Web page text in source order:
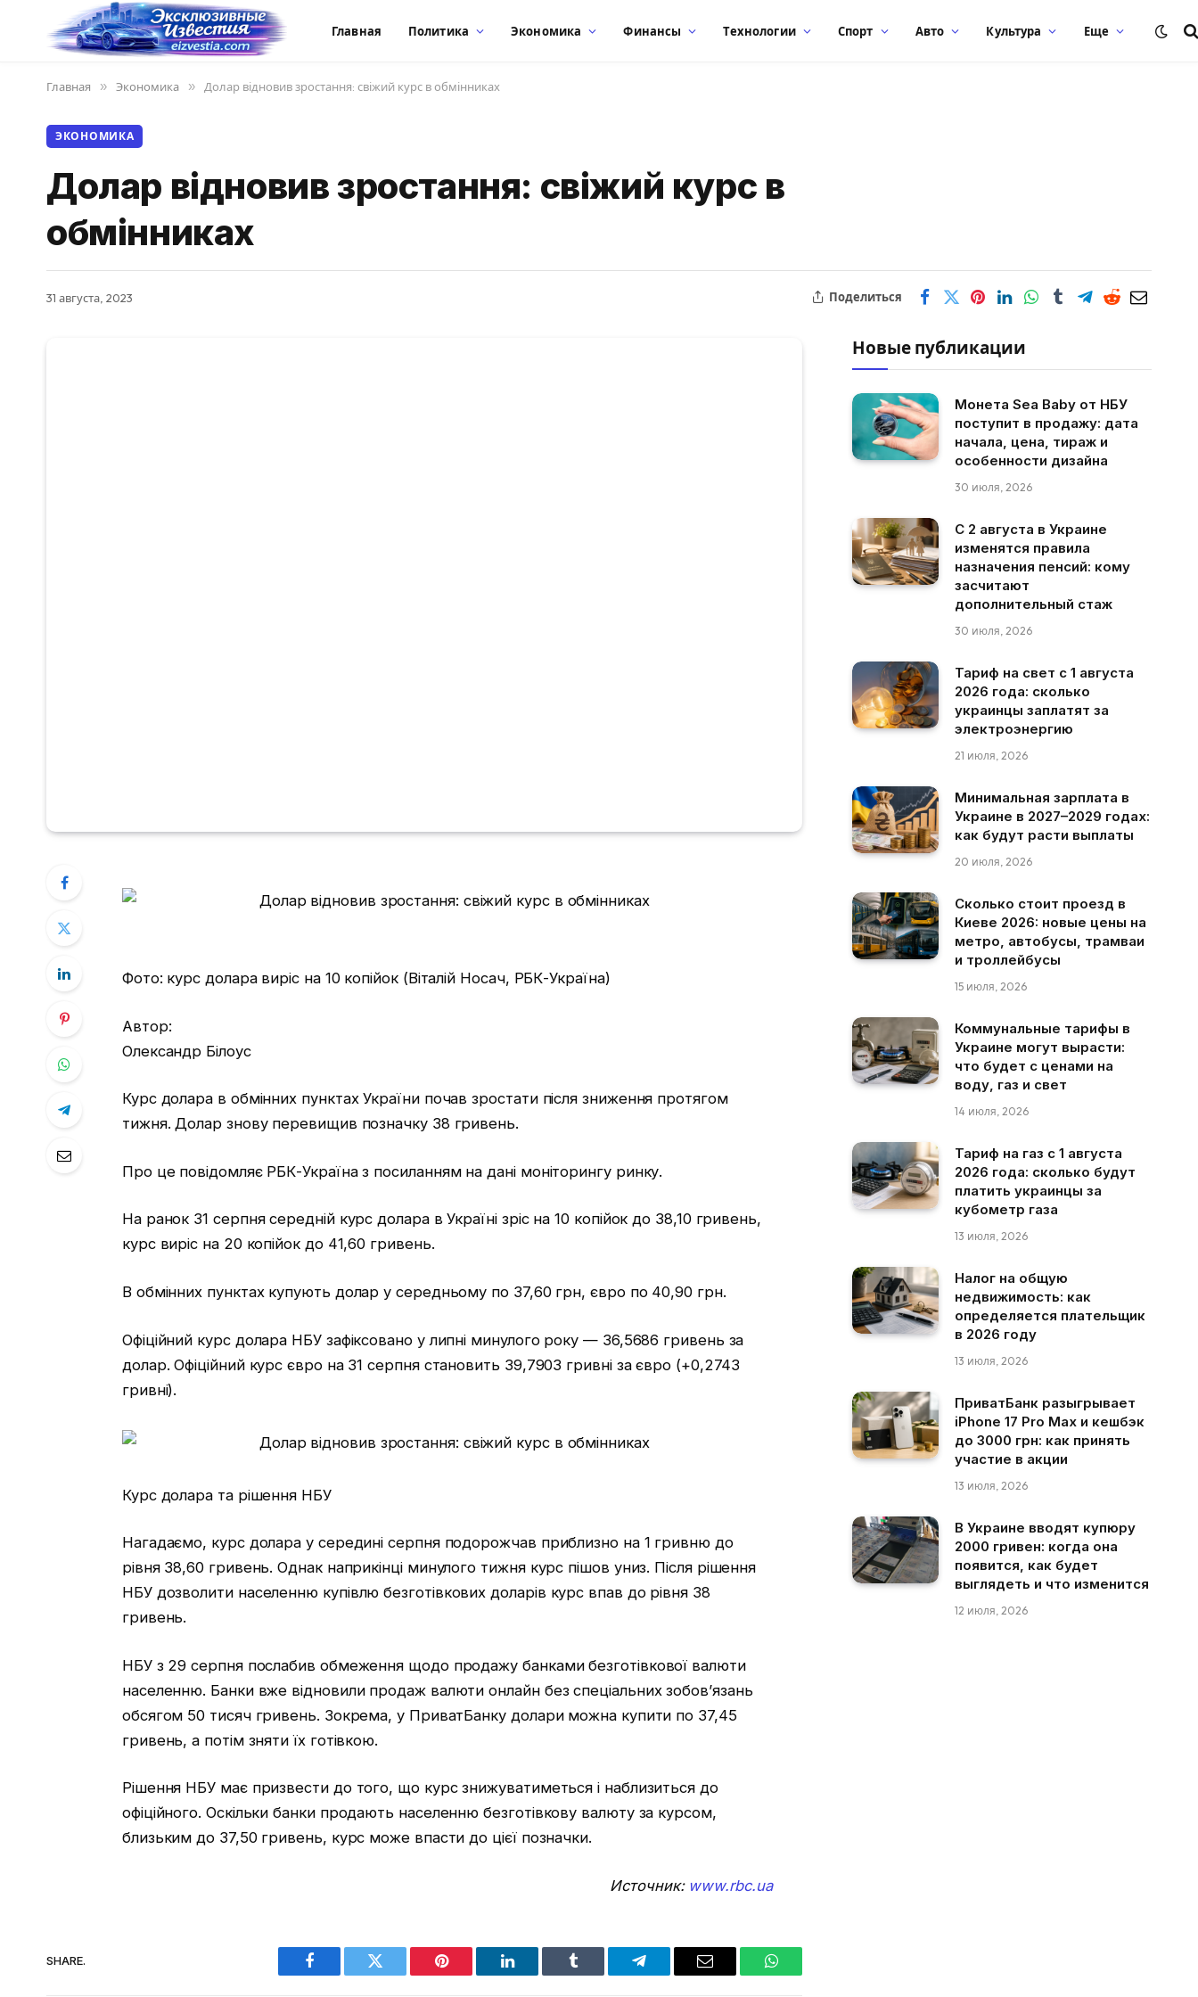
Главная Политика Экономика Финансы Технологии Спорт Авто Культура Еще
Главная » Экономика » Долар відновив зростання: свіжий курс в обмінниках
ЭКОНОМИКА
Долар відновив зростання: свіжий курс в
обмінниках
31 августа, 2023 Поделиться
Фото: курс долара виріс на 10 копійок (Віталій Носач, РБК-Україна)
Автор:
Олександр Білоус
Курс долара в обмінних пунктах України почав зростати після зниження протягом
тижня. Долар знову перевищив позначку 38 гривень.
Про це повідомляє РБК-Україна з посиланням на дані моніторингу ринку.
На ранок 31 серпня середній курс долара в Україні зріс на 10 копійок до 38,10 гривень,
курс виріс на 20 копійок до 41,60 гривень.
В обмінних пунктах купують долар у середньому по 37,60 грн, євро по 40,90 грн.
Офіційний курс долара НБУ зафіксовано у липні минулого року — 36,5686 гривень за
долар. Офіційний курс євро на 31 серпня становить 39,7903 гривні за євро (+0,2743
гривні).
Курс долара та рішення НБУ
Нагадаємо, курс долара у середині серпня подорожчав приблизно на 1 гривню до
рівня 38,60 гривень. Однак наприкінці минулого тижня курс пішов униз. Після рішення
НБУ дозволити населенню купівлю безготівкових доларів курс впав до рівня 38
гривень.
НБУ з 29 серпня послабив обмеження щодо продажу банками безготівкової валюти
населенню. Банки вже відновили продаж валюти онлайн без спеціальних зобов’язань
обсягом 50 тисяч гривень. Зокрема, у ПриватБанку долари можна купити по 37,45
гривень, а потім зняти їх готівкою.
Рішення НБУ має призвести до того, що курс знижуватиметься і наблизиться до
офіційного. Оскільки банки продають населенню безготівкову валюту за курсом,
близьким до 37,50 гривень, курс може впасти до цієї позначки.
Источник: www.rbc.ua
SHARE.
Facebook Twitter Pinterest LinkedIn Tumblr Telegram Email WhatsApp
Новые публикации
Монета Sea Baby от НБУ
поступит в продажу: дата
начала, цена, тираж и
особенности дизайна
30 июля, 2026
С 2 августа в Украине
изменятся правила
назначения пенсий: кому
засчитают
дополнительный стаж
30 июля, 2026
Тариф на свет с 1 августа
2026 года: сколько
украинцы заплатят за
электроэнергию
21 июля, 2026
Минимальная зарплата в
Украине в 2027–2029 годах:
как будут расти выплаты
20 июля, 2026
Сколько стоит проезд в
Киеве 2026: новые цены на
метро, автобусы, трамваи
и троллейбусы
15 июля, 2026
Коммунальные тарифы в
Украине могут вырасти:
что будет с ценами на
воду, газ и свет
14 июля, 2026
Тариф на газ с 1 августа
2026 года: сколько будут
платить украинцы за
кубометр газа
13 июля, 2026
Налог на общую
недвижимость: как
определяется плательщик
в 2026 году
13 июля, 2026
ПриватБанк разыгрывает
iPhone 17 Pro Max и кешбэк
до 3000 грн: как принять
участие в акции
13 июля, 2026
В Украине вводят купюру
2000 гривен: когда она
появится, как будет
выглядеть и что изменится
12 июля, 2026